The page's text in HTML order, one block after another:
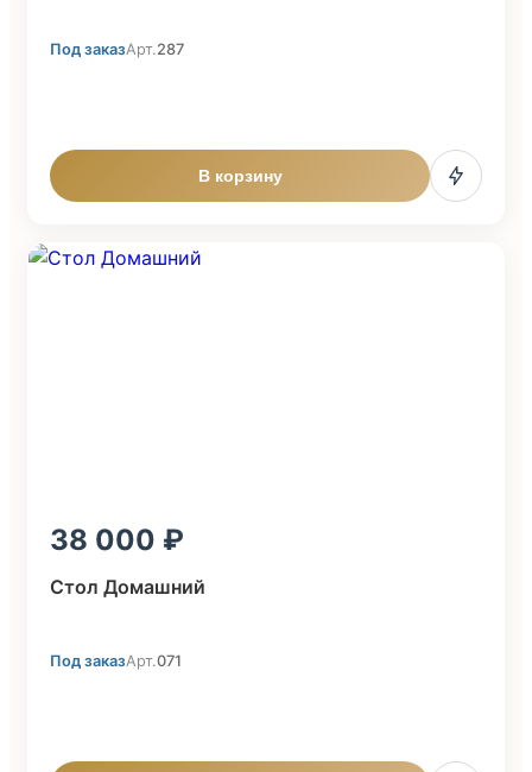
Под заказАрт. 287
В корзину
38 000
Стол Домашний
Под заказАрт.071